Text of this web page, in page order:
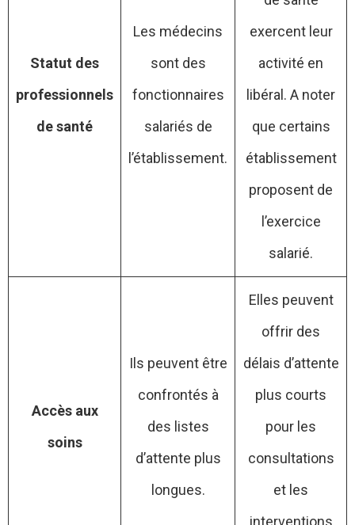
Statut des
professionnels
de santé
Les médecins
sont des
fonctionnaires
salariés de
l’établissement.
exercent leur
activité en
libéral. A noter
que certains
établissement
proposent de
l’exercice
salarié.
Accès aux
soins
Ils peuvent être
confrontés à
des listes
d’attente plus
longues.
Elles peuvent
offrir des
délais d’attente
plus courts
pour les
consultations
et les